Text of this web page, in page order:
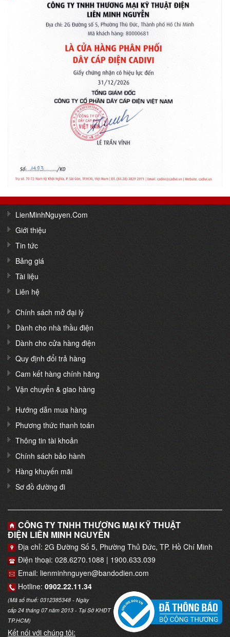
LienMinhNguyen.Com
Giới thiệu
Tin tức
Bảng giá
Tài liệu
Liên hệ
Chính sách mở đại lý
Dành cho nhà thầu điện
Dành cho cửa hàng điện
Quy định đổi trả hàng
Cam kết hàng chính hãng
Vận chuyển & giao hàng
Hướng dẫn mua hàng
Phương thức thanh toán
Thông tin tài khoản
Chính sách bảo hành
Hàng khuyến mãi
Sơ đồ đường đi
CÔNG TY TNHH THƯƠNG MẠI KỸ THUẬT
ĐIỆN LIÊN MINH NGUYỄN
Địa chỉ: 2G Đường Số 5, Phường Thủ Đức, TP. Hồ Chí Minh
Điện thoại: 028.6270.1088 | 1900.633.039
Email: lienminhnguyen@bandodien.com
Hotline: 0902.22.11.34
(Mã số thuế: 0312385348 - Ngày
cấp 24 tháng 07 năm 2013 - Tại Sở KHĐT
TP.HCM)
Kết nối với chúng tôi: